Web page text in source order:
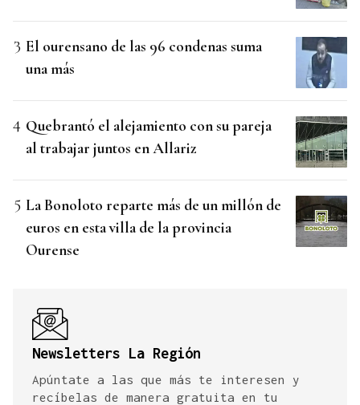
El ourensano de las 96 condenas suma
una más
Quebrantó el alejamiento con su pareja
al trabajar juntos en Allariz
La Bonoloto reparte más de un millón de
euros en esta villa de la provincia
Ourense
Newsletters La Región
Apúntate a las que más te interesen y
recíbelas de manera gratuita en tu